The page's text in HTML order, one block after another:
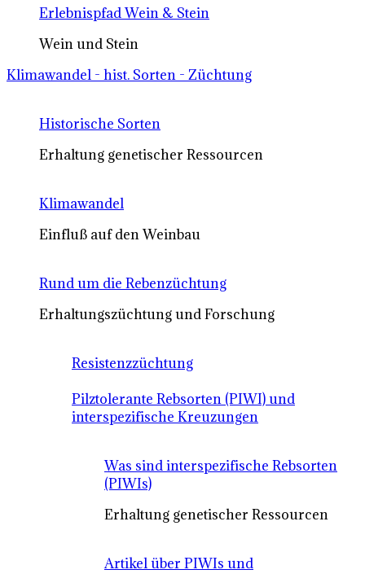
Erlebnispfad Wein & Stein
Wein und Stein
Klimawandel - hist. Sorten - Züchtung
Historische Sorten
Erhaltung genetischer Ressourcen
Klimawandel
Einfluß auf den Weinbau
Rund um die Rebenzüchtung
Erhaltungszüchtung und Forschung
Resistenzzüchtung
Pilztolerante Rebsorten (PIWI) und
interspezifische Kreuzungen
Was sind interspezifische Rebsorten
(PIWIs)
Erhaltung genetischer Ressourcen
Artikel über PIWIs und